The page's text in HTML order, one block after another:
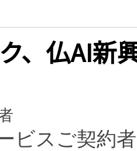
、仏AI新
ビスご契約